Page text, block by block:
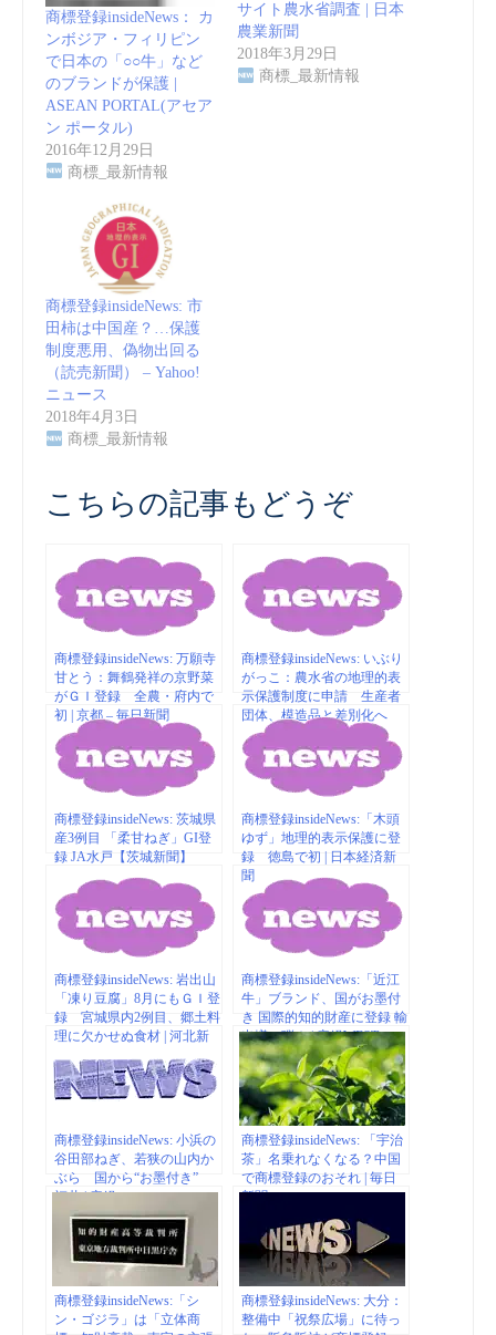
商標登録insideNews： カ
ンボジア・フィリピン
で日本の「○○牛」など
のブランドが保護 |
ASEAN PORTAL(アセア
ン ポータル)
2016年12月29日
商標_最新情報
サイト農水省調査 | 日本
農業新聞
2018年3月29日
商標_最新情報
商標登録insideNews: 市
田柿は中国産？…保護
制度悪用、偽物出回る
（読売新聞） – Yahoo!
ニュース
2018年4月3日
商標_最新情報
こちらの記事もどうぞ
商標登録insideNews: 万願寺
甘とう：舞鶴発祥の京野菜
がＧＩ登録 全農・府内で
初 | 京都 – 毎日新聞
商標登録insideNews: いぶり
がっこ：農水省の地理的表
示保護制度に申請 生産者
団体、模造品と差別化へ
／秋田 – 毎日新聞
商標登録insideNews: 茨城県
産3例目 「柔甘ねぎ」GI登
録 JA水戸【茨城新聞】
商標登録insideNews:「木頭
ゆず」地理的表示保護に登
録 徳島で初 | 日本経済新
聞
商標登録insideNews: 岩出山
「凍り豆腐」8月にもＧＩ登
録 宮城県内2例目、郷土料
理に欠かせぬ食材 | 河北新
報オンラインニュース
商標登録insideNews:「近江
牛」ブランド、国がお墨付
き 国際的知的財産に登録 輸
出増へ弾み | 産経WEST
商標登録insideNews: 小浜の
谷田部ねぎ、若狭の山内か
ぶら 国から“お墨付き”
福井 | 産経ニュース
商標登録insideNews: 「宇治
茶」名乗れなくなる？中国
で商標登録のおそれ | 毎日
新聞
商標登録insideNews:「シ
ン・ゴジラ」は「立体商
商標登録insideNews: 大分：
整備中「祝祭広場」に待っ